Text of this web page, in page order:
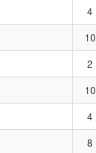
4
10
2
10
4
8